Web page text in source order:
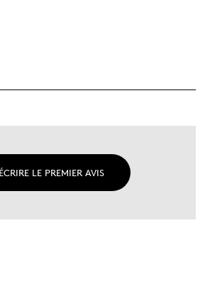
ÉCRIRE LE PREMIER AVIS